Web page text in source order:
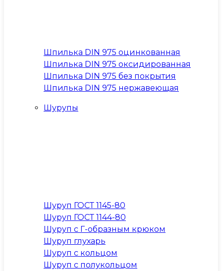
Шпилька DIN 975 оцинкованная
Шпилька DIN 975 оксидированная
Шпилька DIN 975 без покрытия
Шпилька DIN 975 нержавеющая
Шурупы
Шуруп ГОСТ 1145-80
Шуруп ГОСТ 1144-80
Шуруп с Г-образным крюком
Шуруп глухарь
Шуруп с кольцом
Шуруп с полукольцом